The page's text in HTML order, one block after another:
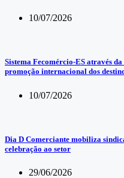
10/07/2026
Sistema Fecomércio-ES através
promoção internacional dos
10/07/2026
Dia D Comerciante mobiliza
celebração ao setor
29/06/2026